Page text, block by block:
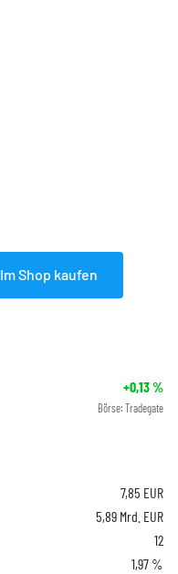
Im Shop kaufen
+0,13%
Börse: Tradegate
7,85 EUR
5,89 Mrd. EUR
12
1,97 %